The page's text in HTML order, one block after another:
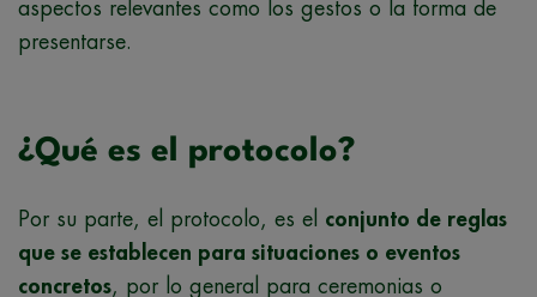
aspectos relevantes como los gestos o la forma de
presentarse.
¿Qué es el protocolo?
Por su parte, el protocolo, es el conjunto de reglas
que se establecen para situaciones o eventos
concretos, por lo general para ceremonias o